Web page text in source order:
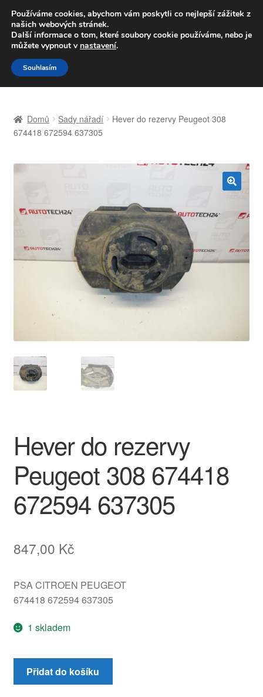
DOPRAVA od 139,-Kč
Volejte po-pá 9-16 704 494 494
Přeskočit
na
navigaci
Přejít
k
obsahu
Celosvětová doprava
Můj účet
Obchodní podmínky
Platby
Reklamace
Reklamační řád
Vrakoviště Citroën
Domů Sady nářadí
Hever do rezervy Peugeot 308
674418 672594 637305
Hever do rezervy
Peugeot 308 674418
672594 637305
847,00 Kč
PSA CITROEN PEUGEOT
674418 672594 637305
1 skladem
Hever
Přidat do košíku
Používáme cookies, abychom vám poskytli co nejlepší zážitek z
našich webových stránek.
Další informace o tom, které soubory cookie používáme, nebo je
můžete vypnout v nastavení.
Souhlasím